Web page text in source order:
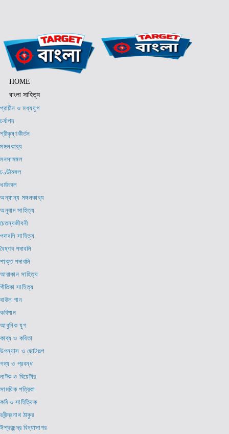
HOME
বাংলা সাহিত্য
প্রাচীন ও মধ্যযুগ
চর্যাপদ
শ্রীকৃষ্ণকীর্তন
মঙ্গলকাব্য
মনসামঙ্গল
চণ্ডীমঙ্গল
ধর্মমঙ্গল
অন্যান্য মঙ্গলকাব্য
অনুবাদ সাহিত্য
চৈতন্যজীবনী
পদাবলি সাহিত্য
বৈষ্ণব পদাবলি
শাক্ত পদাবলি
আরাকান সাহিত্য
গীতিকা সাহিত্য
বাউল গান
কবিগান
আধুনিক যুগ
কাব্য ও কবিতা
উপন্যাস ও ছোটগল্প
গদ্য ও প্রবন্ধ
নাটক ও থিয়েটার
সাময়িক পত্রিকা
কবি ও সাহিত্যিক
রবীন্দ্রনাথ ঠাকুর
ঈশ্বরচন্দ্র বিদ্যাসাগর